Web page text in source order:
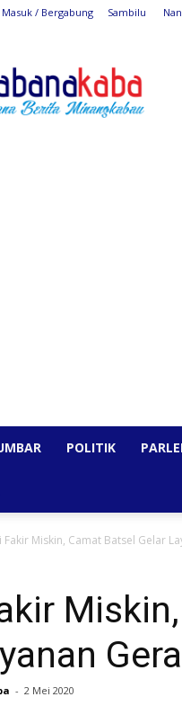
Masuk / Bergabung Sambilu
POLITIK
Fakir Miskin, Camat Batsel Gelar
- 2 Mei 2020